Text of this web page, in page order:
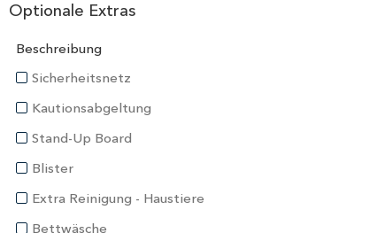
Optionale Extras
Beschreibung
Sicherheitsnetz
Kautionsabgeltung
Stand-Up Board
Blister
Extra Reinigung - Haustiere
Bettwäsche